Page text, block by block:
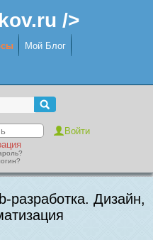
/>
Мой Блог
разработка. Дизайн,